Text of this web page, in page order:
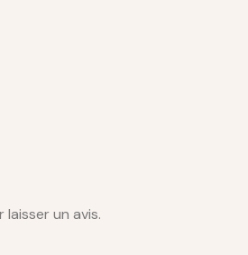
laisser un avis.